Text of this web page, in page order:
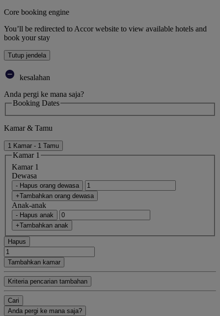
Core booking engine
You’ll be redirected to Accor website to view available hotels and
book your stay
Tutup jendela
kesalahan
Anda pergi ke mana saja?
Booking Dates
Kamar & Tamu
1 Kamar - 1 Tamu
Kamar 1
Kamar 1
Dewasa
- Hapus orang dewasa
+Tambahkan orang dewasa
Anak-anak
- Hapus anak
+Tambahkan anak
Hapus
Tambahkan kamar
Kriteria pencarian tambahan
Cari
Anda pergi ke mana saja?